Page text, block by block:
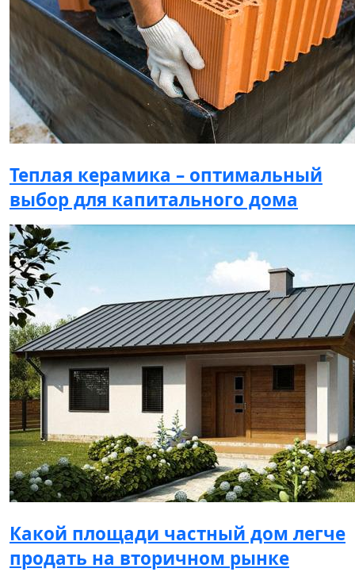
Теплая керамика – оптимальный
выбор для капитального дома
Какой площади частный дом легче
продать на вторичном рынке